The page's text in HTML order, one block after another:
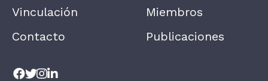
H
S
L
Vinculación
Contacto
Miembros
Publicaciones